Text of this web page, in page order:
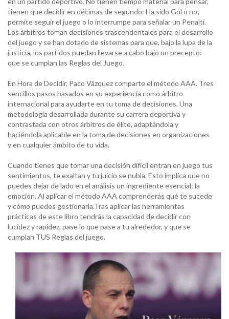
tienen que decidir en décimas de segundo: Ha sido Gol o no;
permite seguir el juego o lo interrumpe para señalar un Penalti.
Los árbitros toman decisiones trascendentales para el desarrollo
del juego y se han dotado de sistemas para que, bajo la lupa de la
justicia, los partidos puedan llevarse a cabo bajo un precepto:
que se cumplan las Reglas del Juego.
En Hora de Decidir, Paco Vázquez comparte el método AAA. Tres
sencillos pasos basados en su experiencia como árbitro
internacional para ayudarte en tu toma de decisiones. Una
metodología desarrollada durante su carrera deportiva y
contrastada con otros árbitros de élite, adaptándola y
haciéndola aplicable en la toma de decisiones en organizaciones
y en cualquier ámbito de tu vida.
Cuando tienes que tomar una decisión difícil entran en juego tus
sentimientos, te exaltan y tu juicio se nubla. Esto implica que no
puedes dejar de lado en el análisis un ingrediente esencial: la
emoción. Al aplicar el método AAA comprenderás qué te sucede
y cómo puedes gestionarla.Tras aplicar las herramientas
prácticas de este libro tendrás la capacidad de decidir con
lucidez y rapidez, pase lo que pase a tu alrededor, y que se
cumplan TUS Reglas del juego.